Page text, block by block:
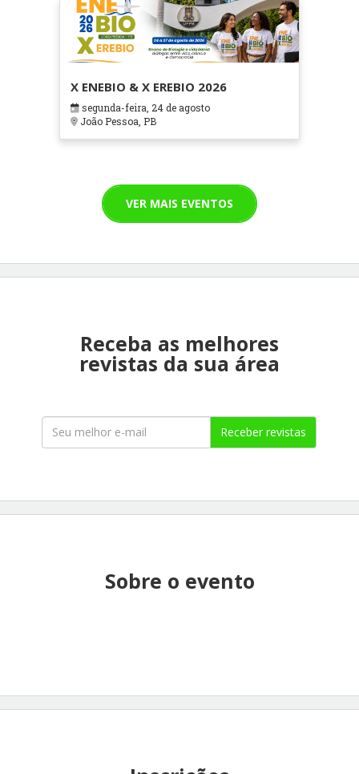
X ENEBIO & X EREBIO 2026
segunda-feira, 24 de agosto
João Pessoa, PB
VER MAIS EVENTOS
Receba as melhores
revistas da sua área
Receber revistas
Sobre o evento